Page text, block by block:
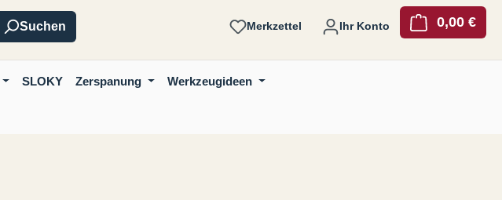
Suchen Merkzettel Ihr Konto 0,00 €
SLOKY Zerspanung Werkzeugideen